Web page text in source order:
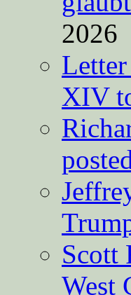
2026
XIV
Scott
West